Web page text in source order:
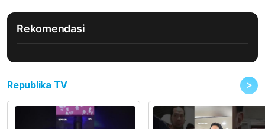
Rekomendasi
Republika TV >